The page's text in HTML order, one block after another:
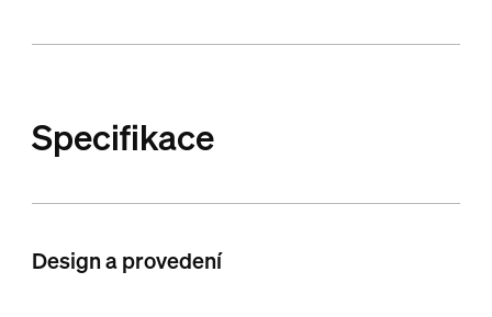
Specifikace
Design a provedení